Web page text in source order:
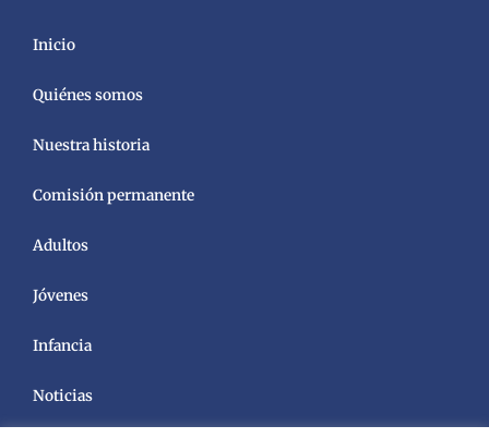
Inicio
Quiénes somos
Nuestra historia
Comisión permanente
Adultos
Jóvenes
Infancia
Noticias